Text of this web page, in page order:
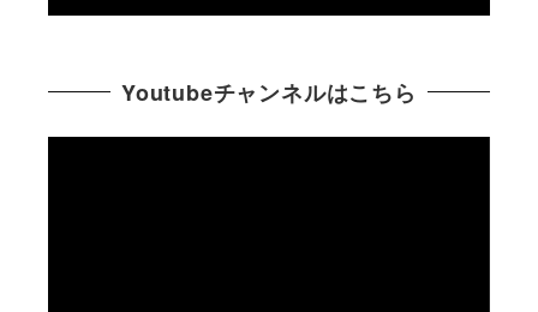
Youtubeチャンネルはこちら